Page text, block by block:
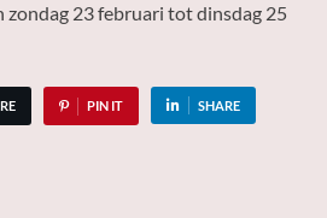
zondag 23 februari tot dinsdag 25
PIN IT SHARE